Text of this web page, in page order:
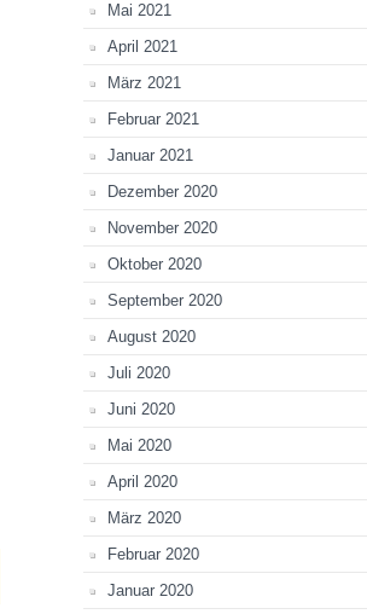
Mai 2021
April 2021
März 2021
Februar 2021
Januar 2021
Dezember 2020
November 2020
Oktober 2020
September 2020
August 2020
Juli 2020
Juni 2020
Mai 2020
April 2020
März 2020
Februar 2020
Januar 2020